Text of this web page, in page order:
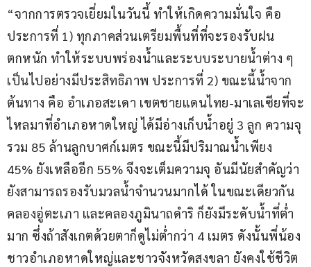
“จากการตรวจเยี่ยมในวันนี้ ทำให้เกิดความมั่นใจ คือ
ประการที่ 1) ทุกภาคส่วนเตรียมพื้นที่ที่จะรองรับฝน
ตกหนัก ทำให้ระบบพร่องน้ำและระบบระบายน้ำต่าง ๆ
เป็นไปอย่างมีประสิทธิภาพ ประการที่ 2) ขณะนี้น้ำจาก
ต้นทาง คือ อำเภอสะเดา เขตชายแดนไทย-มาเลเซียที่จะ
ไหลมาที่อำเภอหาดใหญ่ ได้มีอ่างเก็บน้ำอยู่ 3 ลูก ความจุ
รวม 85 ล้านลูกบาศก์เมตร ขณะนี้มีปริมาณน้ำเพียง
45% ยังเหลืออีก 55% จึงจะเต็มความจุ อันมีนัยสำคัญว่า
ยังสามารถรองรับมวลน้ำจำนวนมากได้ ในขณะเดียวกัน
คลองอู่ตะเภา และคลองภูมินาถดำริ ก็ยังมีระดับน้ำที่ต่ำ
มาก ซึ่งถ้าสังเกตด้วยตาก็ดูไม่ต่ำกว่า 4 เมตร ดังนั้นพี่น้อง
ชาวอำเภอหาดใหญ่และชาวจังหวัดสงขลา ยังคงใช้ชีวิต